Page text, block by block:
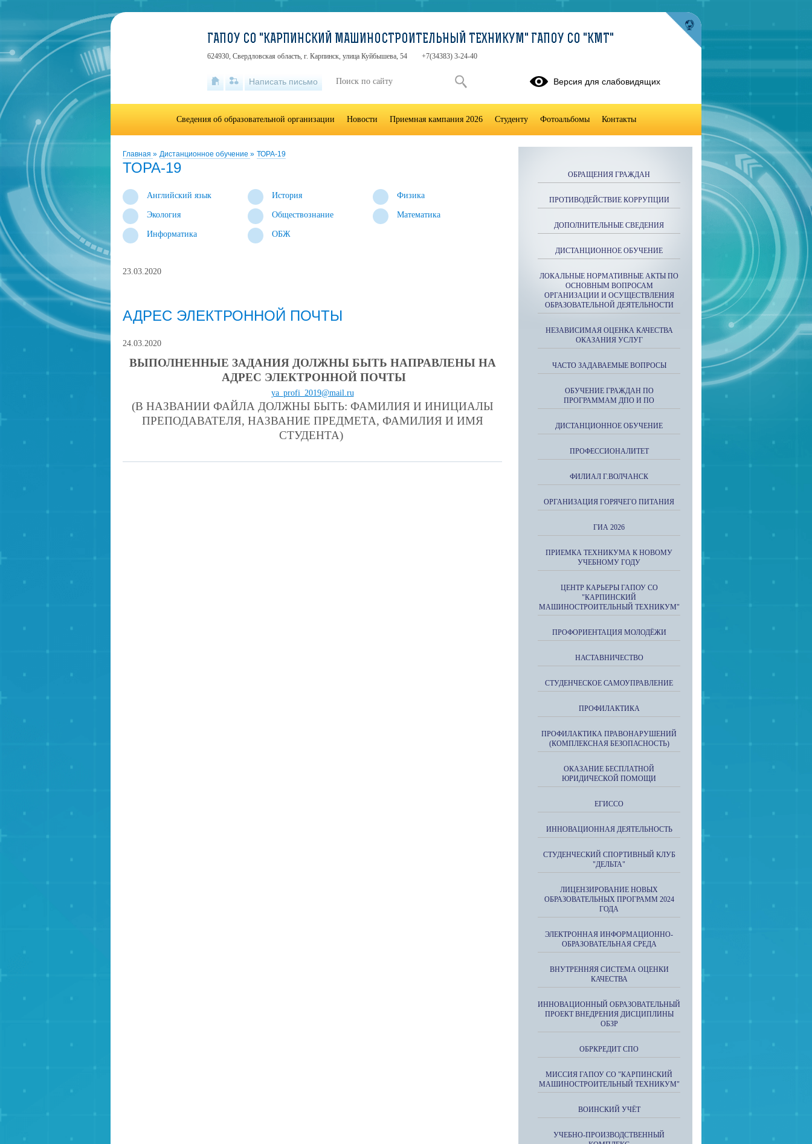
Главная » Дистанционное обучение » ТОРА-19
ТОРА-19
Английский язык История Физика
Экология Обществознание Математика
Информатика ОБЖ
23.03.2020
АДРЕС ЭЛЕКТРОННОЙ ПОЧТЫ
24.03.2020
ВЫПОЛНЕННЫЕ ЗАДАНИЯ ДОЛЖНЫ БЫТЬ НАПРАВЛЕНЫ НА
АДРЕС ЭЛЕКТРОННОЙ ПОЧТЫ
ya_profi_2019@mail.ru
(В НАЗВАНИИ ФАЙЛА ДОЛЖНЫ БЫТЬ: ФАМИЛИЯ И ИНИЦИАЛЫ
ПРЕПОДАВАТЕЛЯ, НАЗВАНИЕ ПРЕДМЕТА, ФАМИЛИЯ И ИМЯ
СТУДЕНТА)
ОБРАЩЕНИЯ ГРАЖДАН
ПРОТИВОДЕЙСТВИЕ КОРРУПЦИИ
ДОПОЛНИТЕЛЬНЫЕ СВЕДЕНИЯ
ДИСТАНЦИОННОЕ ОБУЧЕНИЕ
ЛОКАЛЬНЫЕ НОРМАТИВНЫЕ АКТЫ ПО
ОСНОВНЫМ ВОПРОСАМ
ОРГАНИЗАЦИИ И ОСУЩЕСТВЛЕНИЯ
ОБРАЗОВАТЕЛЬНОЙ ДЕЯТЕЛЬНОСТИ
НЕЗАВИСИМАЯ ОЦЕНКА КАЧЕСТВА
ОКАЗАНИЯ УСЛУГ
ЧАСТО ЗАДАВАЕМЫЕ ВОПРОСЫ
ОБУЧЕНИЕ ГРАЖДАН ПО
ПРОГРАММАМ ДПО И ПО
ДИСТАНЦИОННОЕ ОБУЧЕНИЕ
ПРОФЕССИОНАЛИТЕТ
ФИЛИАЛ Г.ВОЛЧАНСК
ОРГАНИЗАЦИЯ ГОРЯЧЕГО ПИТАНИЯ
ГИА 2026
ПРИЕМКА ТЕХНИКУМА К НОВОМУ
УЧЕБНОМУ ГОДУ
ЦЕНТР КАРЬЕРЫ ГАПОУ СО
"КАРПИНСКИЙ
МАШИНОСТРОИТЕЛЬНЫЙ ТЕХНИКУМ"
ПРОФОРИЕНТАЦИЯ МОЛОДЁЖИ
НАСТАВНИЧЕСТВО
СТУДЕНЧЕСКОЕ САМОУПРАВЛЕНИЕ
ПРОФИЛАКТИКА
ПРОФИЛАКТИКА ПРАВОНАРУШЕНИЙ
(КОМПЛЕКСНАЯ БЕЗОПАСНОСТЬ)
ОКАЗАНИЕ БЕСПЛАТНОЙ
ЮРИДИЧЕСКОЙ ПОМОЩИ
ЕГИССО
ИННОВАЦИОННАЯ ДЕЯТЕЛЬНОСТЬ
СТУДЕНЧЕСКИЙ СПОРТИВНЫЙ КЛУБ
"ДЕЛЬТА"
ЛИЦЕНЗИРОВАНИЕ НОВЫХ
ОБРАЗОВАТЕЛЬНЫХ ПРОГРАММ 2024
ГОДА
ЭЛЕКТРОННАЯ ИНФОРМАЦИОННО-
ОБРАЗОВАТЕЛЬНАЯ СРЕДА
ВНУТРЕННЯЯ СИСТЕМА ОЦЕНКИ
КАЧЕСТВА
ИННОВАЦИОННЫЙ ОБРАЗОВАТЕЛЬНЫЙ
ПРОЕКТ ВНЕДРЕНИЯ ДИСЦИПЛИНЫ
ОБЗР
ОБРКРЕДИТ СПО
МИССИЯ ГАПОУ СО "КАРПИНСКИЙ
МАШИНОСТРОИТЕЛЬНЫЙ ТЕХНИКУМ"
ВОИНСКИЙ УЧЁТ
УЧЕБНО-ПРОИЗВОДСТВЕННЫЙ
ГАПОУ СО "КАРПИНСКИЙ МАШИНОСТРОИТЕЛЬНЫЙ ТЕХНИКУМ" ГАПОУ СО "КМТ"
624930, Свердловская область, г. Карпинск, улица Куйбышева, 54 +7(34383) 3-24-40
Написать письмо Версия для слабовидящих
Сведения об образовательной организации Новости Приемная кампания 2026 Студенту Фотоальбомы Контакты